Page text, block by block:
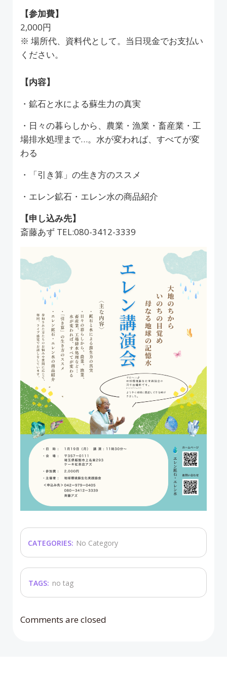
【参加費】
2,000円
※ 場所代、資料代として。当日現金でお支払い
ください。
【内容】
・鉱石と水による蘇生力の真実
・日々の暮らしから、農業・漁業・畜産業・工
場排水処理まで…。水が変われば、すべてが変
わる
・「引き算」の生き方のススメ
・エレン鉱石・エレン水の商品紹介
【申し込み先】
斎藤あず TEL:080-3412-3339
CATEGORIES: No Category
TAGS: no tag
Comments are closed